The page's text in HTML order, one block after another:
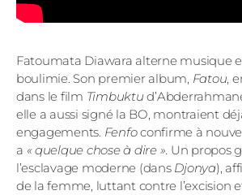
Fatoumata Diawara alterne musique
boulimie. Son premier album, Fatou,
dans le film Timbuktu
elle a aussi signé la BO, montraient
engagements. Fenfoconfirme à
a « quelque chose à dire ». Un propos
l’esclavage moderne (dans Djonya),
de la femme, luttant contre l’excision